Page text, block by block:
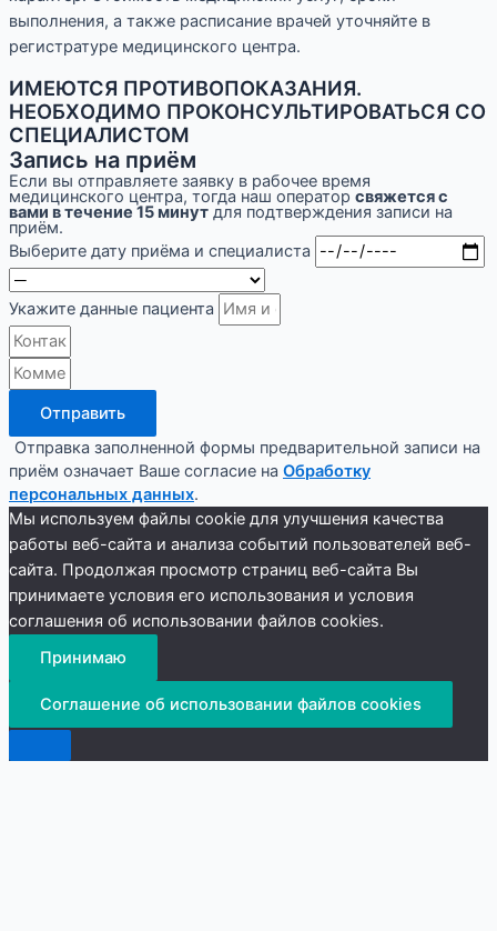
выполнения, а также расписание врачей уточняйте в
регистратуре медицинского центра.
ИМЕЮТСЯ ПРОТИВОПОКАЗАНИЯ.
НЕОБХОДИМО ПРОКОНСУЛЬТИРОВАТЬСЯ СО
СПЕЦИАЛИСТОМ
Запись на приём
Если вы отправляете заявку в рабочее время
медицинского центра, тогда наш оператор свяжется с
вами в течение 15 минут для подтверждения записи на
приём.
Выберите дату приёма и специалиста
Укажите данные пациента
Отправить
Отправка заполненной формы предварительной записи на
приём означает Ваше согласие на Обработку
персональных данных.
Мы используем файлы cookie для улучшения качества
работы веб-сайта и анализа событий пользователей веб-
сайта. Продолжая просмотр страниц веб-сайта Вы
принимаете условия его использования и условия
соглашения об использовании файлов cookies.
Принимаю
Соглашение об использовании файлов cookies